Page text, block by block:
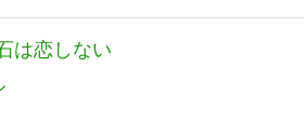
は恋しない